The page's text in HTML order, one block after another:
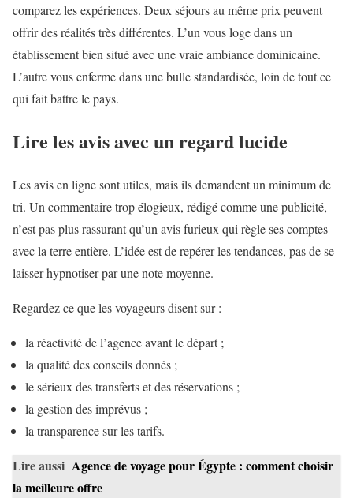
comparez les expériences. Deux séjours au même prix peuvent
offrir des réalités très différentes. L’un vous loge dans un
établissement bien situé avec une vraie ambiance dominicaine.
L’autre vous enferme dans une bulle standardisée, loin de tout ce
qui fait battre le pays.
Lire les avis avec un regard lucide
Les avis en ligne sont utiles, mais ils demandent un minimum de
tri. Un commentaire trop élogieux, rédigé comme une publicité,
n’est pas plus rassurant qu’un avis furieux qui règle ses comptes
avec la terre entière. L’idée est de repérer les tendances, pas de se
laisser hypnotiser par une note moyenne.
Regardez ce que les voyageurs disent sur :
la réactivité de l’agence avant le départ ;
la qualité des conseils donnés ;
le sérieux des transferts et des réservations ;
la gestion des imprévus ;
la transparence sur les tarifs.
Lire aussi Agence de voyage pour Égypte : comment choisir
la meilleure offre